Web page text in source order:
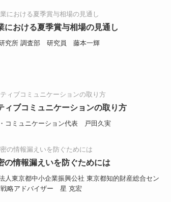
における夏季賞与相場の見通し
研究所 調査部 研究員 藤本一輝
ィブコミュニケーションの取り方
コミュニケーション代表 戸田久実
の情報漏えいを防ぐためには
人東京都中小企業振興公社 東京都知的財産総合セン
戦略アドバイザー 星 克宏